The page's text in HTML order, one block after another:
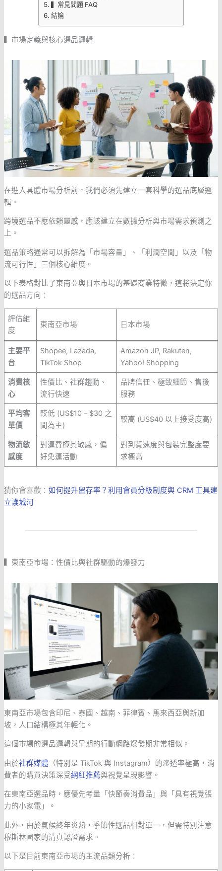
▍常見問題 FAQ
結論
▍市場定義與核心選品邏輯
在進入具體市場分析前，我們必須先建立一套科學的選品底層邏
輯。
跨境選品不應依賴靈感，應該建立在數據分析與市場需求預測之
上。
選品策略通常可以拆解為「市場容量」、「利潤空間」以及「物
流可行性」三個核心維度。
以下表格對比了東南亞與日本市場的基礎商業特徵，這將決定你
的選品方向：
評估維
度
東南亞市場 日本市場
主要平
台
Shopee, Lazada,
TikTok Shop
Amazon JP, Rakuten,
Yahoo! Shopping
消費核
心
性價比、社群趨動、
流行快速
品牌信任、極致細節、售後
服務
平均客
單價
較低 (US$10 – $30 之
間為主)
較高 (US$40 以上接受度高)
物流敏
感度
對運費極其敏感，偏
好免運活動
對到貨速度與包裝完整度要
求極高
猜你會喜歡： 如何提升留存率？利用會員分級制度與 CRM 工具建
立護城河
▍東南亞市場：性價比與社群驅動的爆發力
東南亞市場包含印尼、泰國、越南、菲律賓、馬來西亞與新加
坡，人口結構極其年輕化。
這個市場的選品邏輯與早期的行動網路爆發期非常相似。
由於社群媒體 （特別是 TikTok 與 Instagram）的滲透率極高，消
費者的購買決策深受網紅推薦與視覺呈現影響。
在東南亞選品時，應優先考量「快節奏消費品」與「具有視覺張
力的小家電」。
此外，由於氣候終年炎熱，季節性選品相對單一，但需特別注意
穆斯林國家的清真認證需求。
以下是目前東南亞市場的主流品類分析：